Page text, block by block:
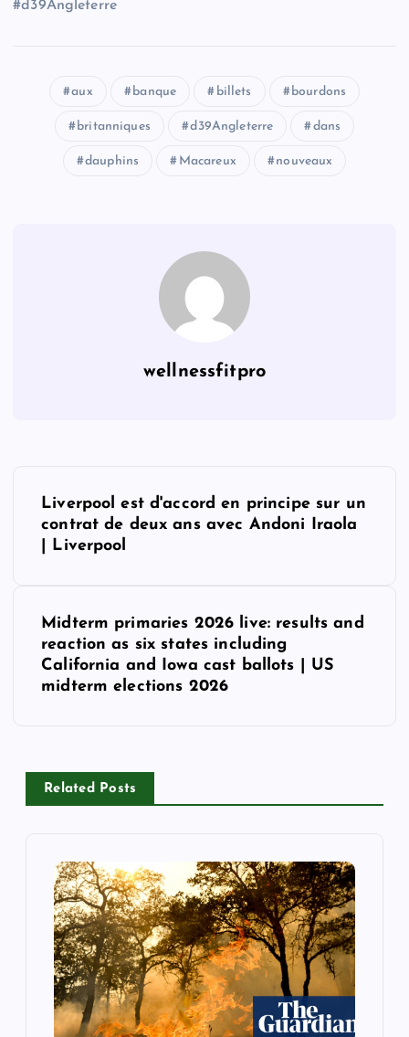
#d39Angleterre
aux banque billets bourdons
britanniques d39Angleterre dans
dauphins Macareux nouveaux
wellnessfitpro
Liverpool est d'accord en principe sur un
contrat de deux ans avec Andoni Iraola
| Liverpool
Midterm primaries 2026 live: results and
reaction as six states including
California and Iowa cast ballots | US
midterm elections 2026
Related Posts